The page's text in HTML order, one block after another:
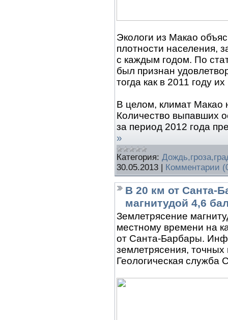
Экологи из Макао
плотности населения,
с каждым годом. По
был признан
тогда как в 2011 году
В целом, климат Макао
Количество выпавших
за период 2012 года
»
Категория:
30.05.2013 | Комментарии
В 20 км от Санта-
магнитудой 4,6
Землетрясение
местному времени на
от Санта-Барбары.
землетрясения,
Геологическая служба